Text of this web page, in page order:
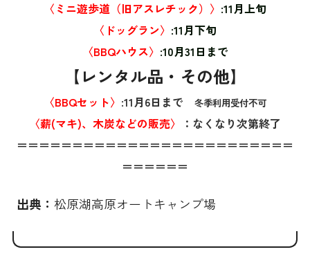
〈ミニ遊歩道（旧アスレチック）〉 :11月上旬
〈ドッグラン〉 :11月下旬
〈BBQハウス〉 :10月31日まで
【レンタル品・その他】
〈BBQセット〉 :11月6日まで 冬季利用受付不可
〈薪(マキ)、木炭などの販売〉 ： なくなり次第終了
＝＝＝＝＝＝＝＝＝＝＝＝＝＝＝＝＝＝＝＝＝＝＝＝＝
＝＝＝＝＝＝
出典： 松原湖高原オートキャンプ場